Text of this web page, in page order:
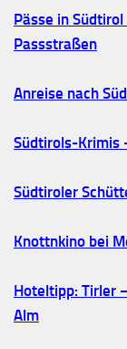
Pässe in
Passstraßen
Anreise nach
Südtirols-Krimis
Südtiroler
Knottnkino bei
Hoteltipp: Tirler
Alm